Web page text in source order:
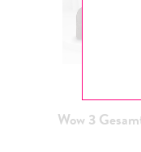
Wow 3